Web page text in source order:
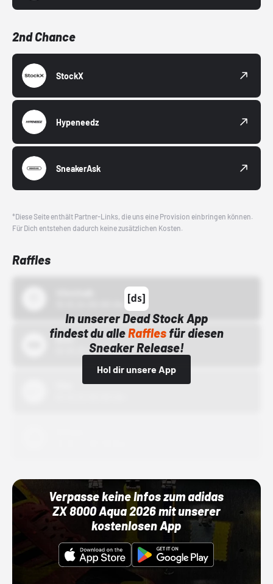
2nd Chance
StockX
Hypeneedz
SneakerAsk
*Diese Seite enthält Partner-Links, die uns eine Provision einbringen können.
Für Dich entstehen dadurch keine zusätzlichen Kosten.
Raffles
In unserer Dead Stock App
findest du alleRafflesfür diesen
Sneaker Release!
Hol dir unsere App
Bstn
01.10.22 00:00 Uhr
Verpasse keine Infos zum adidas
ZX 8000 Aqua 2026 mit unserer
kostenlosen App